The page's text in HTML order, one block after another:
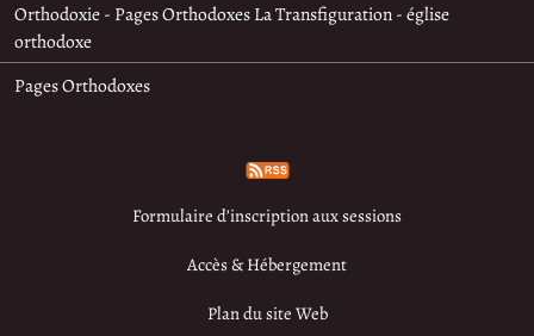
Orthodoxie - Pages Orthodoxes La Transfiguration - église
orthodoxe
Pages Orthodoxes
Formulaire d’inscription aux sessions
Accès & Hébergement
Plan du site Web